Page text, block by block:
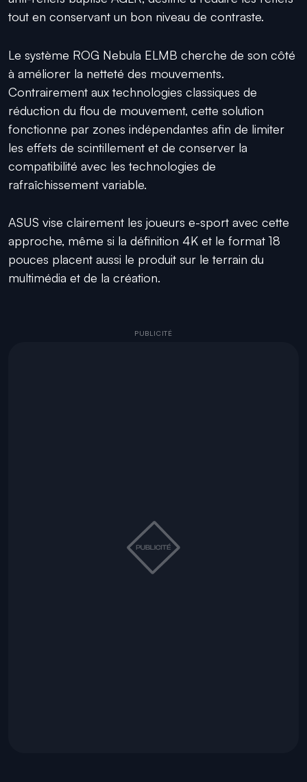
tout en conservant un bon niveau de contraste.
Le système ROG Nebula ELMB cherche de son côté
à améliorer la netteté des mouvements.
Contrairement aux technologies classiques de
réduction du flou de mouvement, cette solution
fonctionne par zones indépendantes afin de limiter
les effets de scintillement et de conserver la
compatibilité avec les technologies de
rafraîchissement variable.
ASUS vise clairement les joueurs e-sport avec cette
approche, même si la définition 4K et le format 18
pouces placent aussi le produit sur le terrain du
multimédia et de la création.